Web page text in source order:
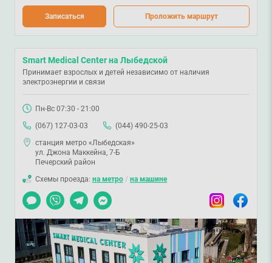
Записаться Проложить маршрут
Smart Medical Center на Лыбедской
Принимает взрослых и детей независимо от наличия
электроэнергии и связи
Пн-Вс 07:30 - 21:00
(067) 127-03-03
(044) 490-25-03
станция метро «Лыбедская»
ул. Джона Маккейна, 7-Б
Печерский район
Схемы проезда: на метро / на машине
Чат
Viber TelegramMessenger InstagramFacebook